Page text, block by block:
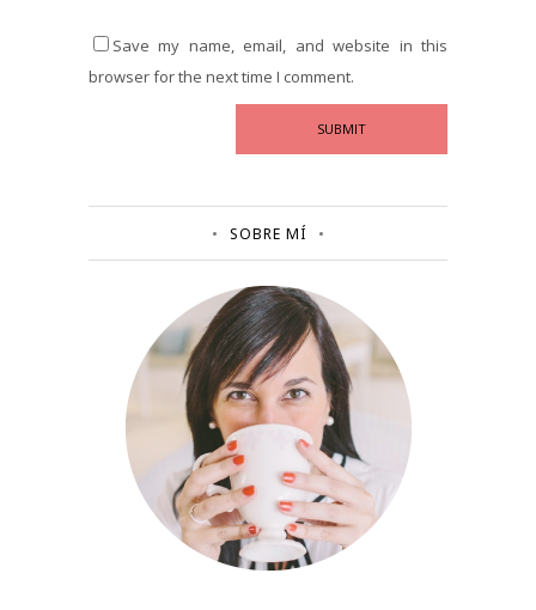
Save my name, email, and website in this
browser for the next time I comment.
SOBRE MÍ